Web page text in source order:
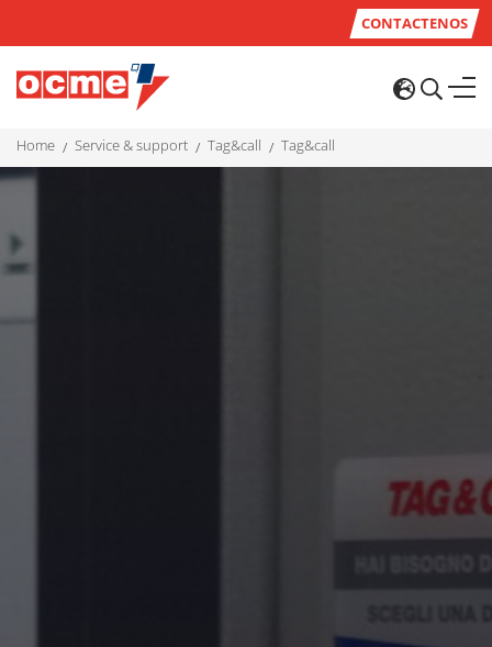
CONTACTENOS
home service & support tag&call tag&call